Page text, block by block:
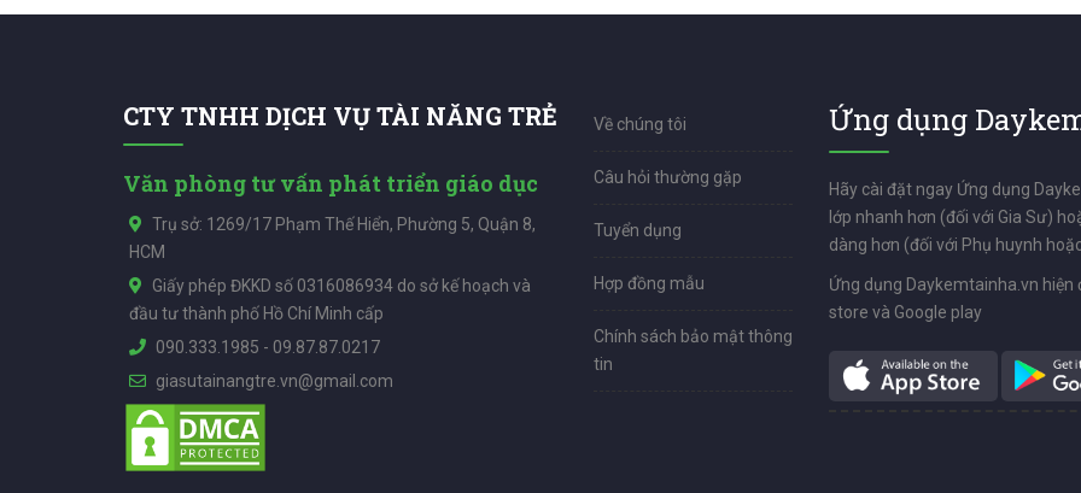
CTY TNHH DỊCH VỤ TÀI NĂNG TRẺ
Văn phòng tư vấn phát triển giáo dục
Trụ sở: 1269/17 Phạm Thế Hiển, Phường 5, Quận 8,
HCM
Giấy phép ĐKKD số 0316086934 do sở kế hoạch và
đầu tư thành phố Hồ Chí Minh cấp
090.333.1985 - 09.87.87.0217
giasutainangtre.vn@gmail.com
Về chúng tôi
Câu hỏi thường gặp
Tuyển dụng
Hợp đồng mẫu
Chính sách bảo mật thông
tin
Ứng dụng
Hãy cài đặt ngay Ứng dụng
lớp nhanh hơn (đối với Gia Sư)
dàng hơn (đối với Phụ huynh
Ứng dụng Daykemtainha.vn
store và Google play